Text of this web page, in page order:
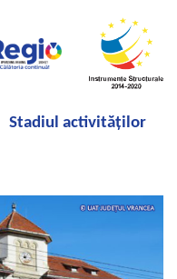
Stadiul activităților